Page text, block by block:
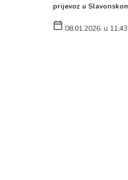
prijevoz u
08.01.2026. u 11:43